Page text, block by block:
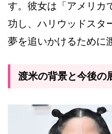
す。彼女は「アメリカ
功し、ハリウッドスタ
夢を追いかけるために
渡米の背景と今後の